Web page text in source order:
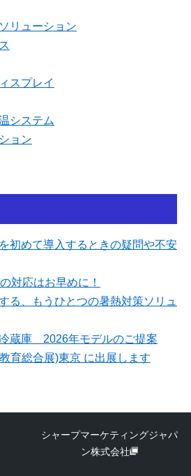
リューション
スプレイ
システム
ョン
初めて導入するときの疑問や不安
対応はお早めに！
る、もうひとつの暑熱対策ソリュ
蔵庫 2026年モデルのご提案
育総合展)東京 に出展します
シャープマーケティングジャパ
ン株式会社